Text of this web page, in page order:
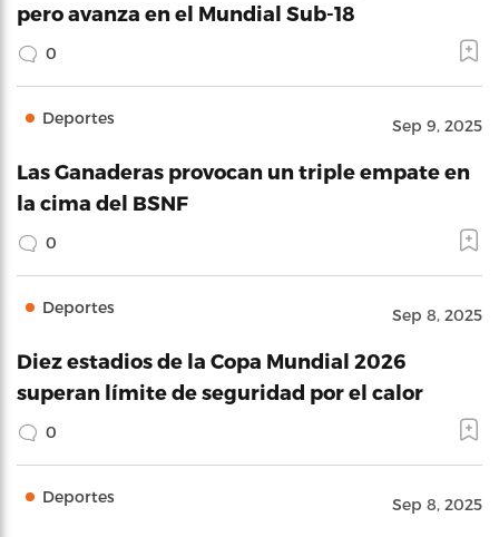
pero avanza en el Mundial Sub-18
0
Deportes Sep 9, 2025
Las Ganaderas provocan un triple empate en
la cima del BSNF
0
Deportes Sep 8, 2025
Diez estadios de la Copa Mundial 2026
superan límite de seguridad por el calor
0
Deportes Sep 8, 2025